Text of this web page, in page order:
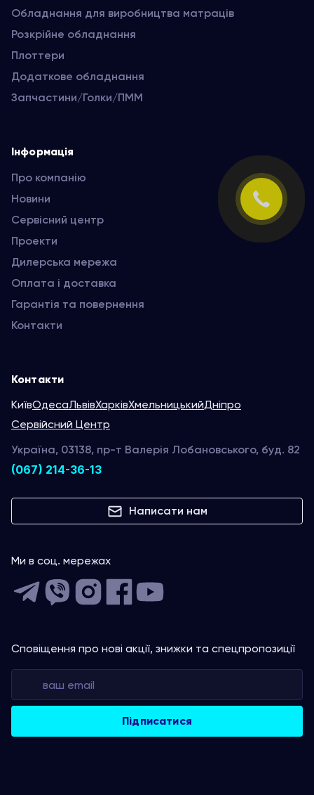
Обладнання для виробництва матраців
Розкрійне обладнання
Плоттери
Додаткове обладнання
Запчастини/Голки/ПММ
Інформація
Про компанію
Новини
Сервісний центр
Проекти
Дилерська мережа
Оплата і доставка
Гарантія та повернення
Контакти
Контакти
КиївОдесаЛьвівХарківХмельницькийДніпро
Сервійсний Центр
Україна, 03138, пр-т Валерія Лобановського, буд. 82
(067) 214-36-13
Написати нам
Ми в соц. мережах
Сповіщення про нові акції, знижки та спецпропозиції